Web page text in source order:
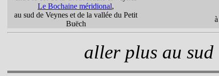
Le Bochaine méridional,
au sud de Veynes et de la vallée du Petit
Buëch
aller plus au sud